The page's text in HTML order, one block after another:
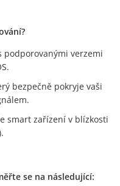
podporovanými verzemi
bezpečně pokryje vaši
smart zařízení v blízkosti
se na následující: